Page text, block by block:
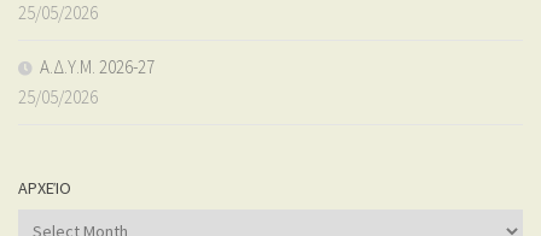
25/05/2026
Α.Δ.Υ.Μ. 2026-27
25/05/2026
ΑΡΧΕΊΟ
Αρχείο